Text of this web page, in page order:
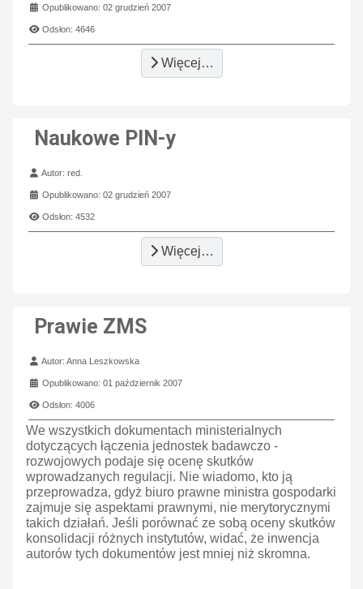
Opublikowano: 02 grudzień 2007
Odsłon: 4646
Więcej…
Naukowe PIN-y
Szczegóły
Autor:red.
Opublikowano: 02 grudzień 2007
Odsłon: 4532
Więcej…
Prawie ZMS
Szczegóły
Autor:Anna Leszkowska
Opublikowano: 01 październik 2007
Odsłon: 4006
We wszystkich dokumentach ministerialnych
dotyczących łączenia jednostek badawczo -
rozwojowych podaje się ocenę skutków
wprowadzanych regulacji. Nie wiadomo, kto ją
przeprowadza, gdyż biuro prawne ministra gospodarki
zajmuje się aspektami prawnymi, nie merytorycznymi
takich działań. Jeśli porównać ze sobą oceny skutków
konsolidacji różnych instytutów, widać, że inwencja
autorów tych dokumentów jest mniej niż skromna.